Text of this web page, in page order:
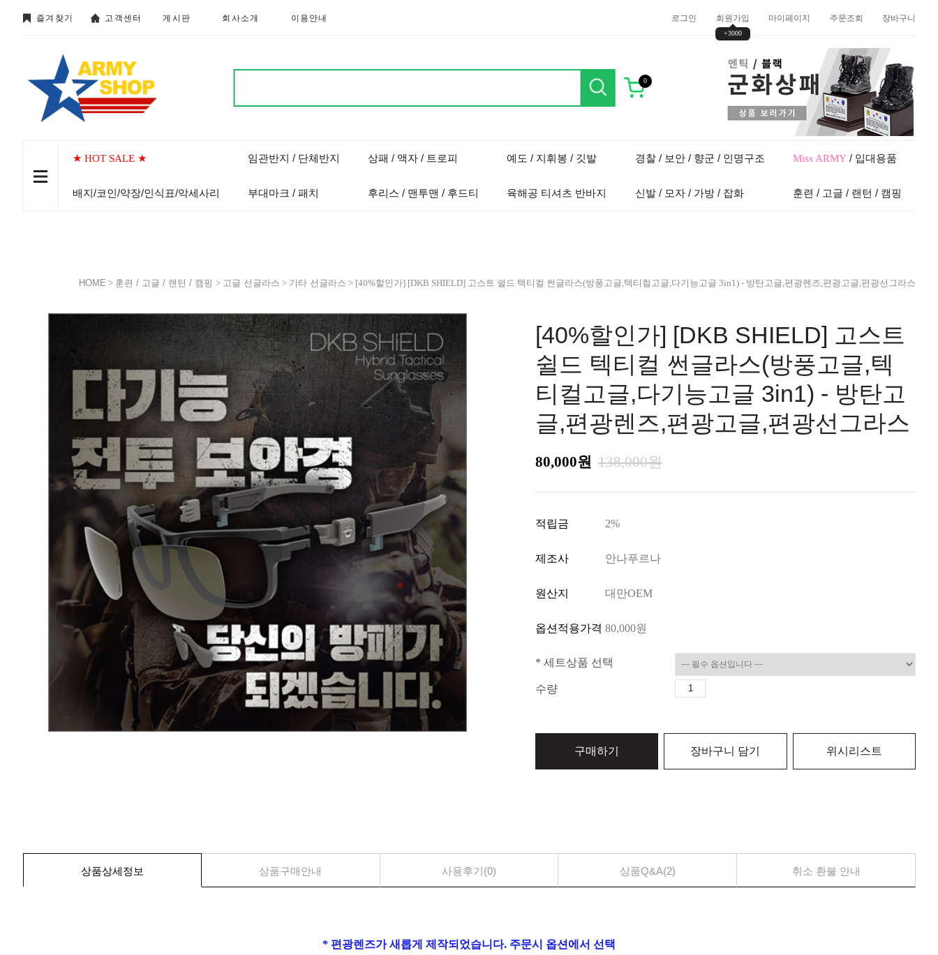
즐겨찾기 고객센터 게시판 회사소개 이용안내 로그인 회원가입
+3000
마이페이지 주문조회 장바구니
0
★ HOT SALE ★
배지/코인/약장/인식표/악세사리
임관반지 / 단체반지
부대마크 / 패치
상패 / 액자 / 트로피
후리스 / 맨투맨 / 후드티
예도 / 지휘봉 / 깃발
육해공 티셔츠 반바지
경찰 / 보안 / 향군 / 인명구조
신발 / 모자 / 가방 / 잡화
Miss ARMY/ 입대용품
훈련 / 고글 / 랜턴 / 캠핑
HOME > 훈련 / 고글 / 랜턴 / 캠핑 > 고글 선글라스 > 기타 선글라스 > [40%할인가] [DKB SHIELD] 고스트 쉴드 텍티컬 썬글라스(방풍고글,텍티컬고글,다기능고글 3in1) - 방탄고글,편광렌즈,편광고글,편광선그라스
[40%할인가] [DKB SHIELD] 고스트
쉴드 텍티컬 썬글라스(방풍고글,텍
티컬고글,다기능고글 3in1) - 방탄고
글,편광렌즈,편광고글,편광선그라스
80,000원 138,000원
적립금 2%
제조사 안나푸르나
원산지 대만OEM
옵션적용가격 80,000원
* 세트상품 선택
수량
구매하기 장바구니 담기 위시리스트
상품상세정보 상품구매안내 사용후기(0) 상품Q&A(2) 취소 환불 안내
* 편광렌즈가 새롭게 제작되었습니다. 주문시 옵션에서 선택